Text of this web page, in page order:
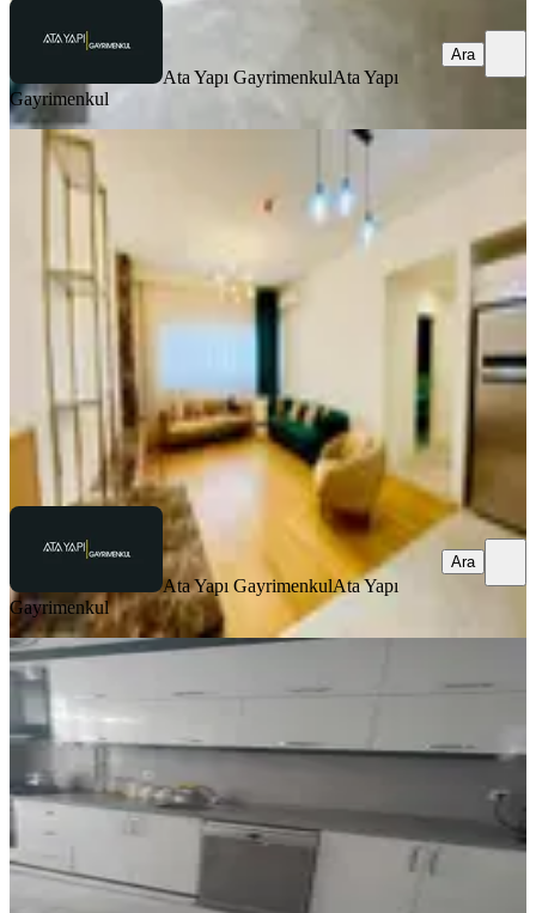
Ata Yapı GayrimenkulAta Yapı
Gayrimenkul
Ara
YENİ
Merkezefendi, Kayalar Mahallesi
1+1
75 m²·25. Kat 06.08.2026
29.000 ₺
Ata Yapı GayrimenkulAta Yapı Gayrimenkul
Ara
Ata Yapı GayrimenkulAta Yapı
Gayrimenkul
Ara
YENİ
Arakat Asansörlü Kiralık Daire
Merkezefendi, Çakmak Mahallesi
3+1·130 m²
25.000 ₺
ATABEY GAYRİMENKUL Erdem Sivas